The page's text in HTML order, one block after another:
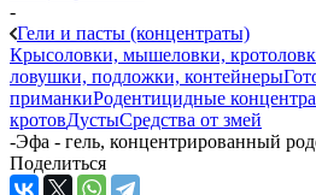
-
Гели и пасты (концентраты)
Крысоловки, мышеловки,
ловушки, подложки, контейнеры
приманкиРодентицидные
кротовДустыСредства от змей
-Эфа - гель, концентрированный
Поделиться